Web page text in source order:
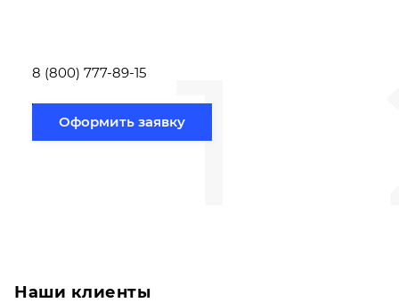
1
8 (800) 777-89-15
Оформить заявку
Наши клиенты